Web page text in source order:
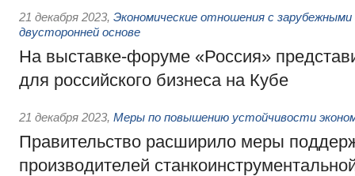
21 декабря 2023, Экономические отношения с
двусторонней основе
На выставке-форуме «Россия»
для российского бизнеса на Кубе
21 декабря 2023, Меры по повышению устойчивости
Правительство расширило меры
производителей